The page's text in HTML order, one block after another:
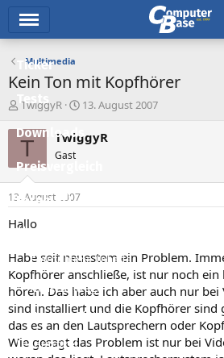
Ticker
Tests
Downloads
Preisvergleich
Forum
Aktuelles
Empfohlene Inhalte
Neue Beiträge
Neueste Aktivitäten
Leserartikel
Multimedia
Kein Ton mit Kopfhörer
E
s
e
e
r
TwiggyR
E
s
t
t
13. August 2007
T TwiggyR
Gast
13. August 2007
Hallo
Habe seit neuestem ein Problem.
Kopfhörer anschließe, ist nur noch ein
hören. Das habe ich aber auch nur bei
sind installiert und die Kopfhörer sind
das es an den Lautsprechern oder
Wie gesagt das Problem ist nur bei